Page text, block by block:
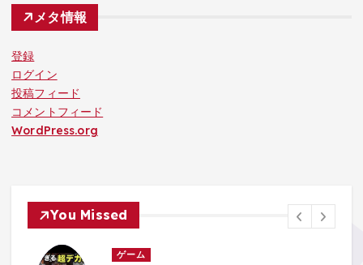
メタ情報
登録
ログイン
投稿フィード
コメントフィード
WordPress.org
You Missed
ゲーム